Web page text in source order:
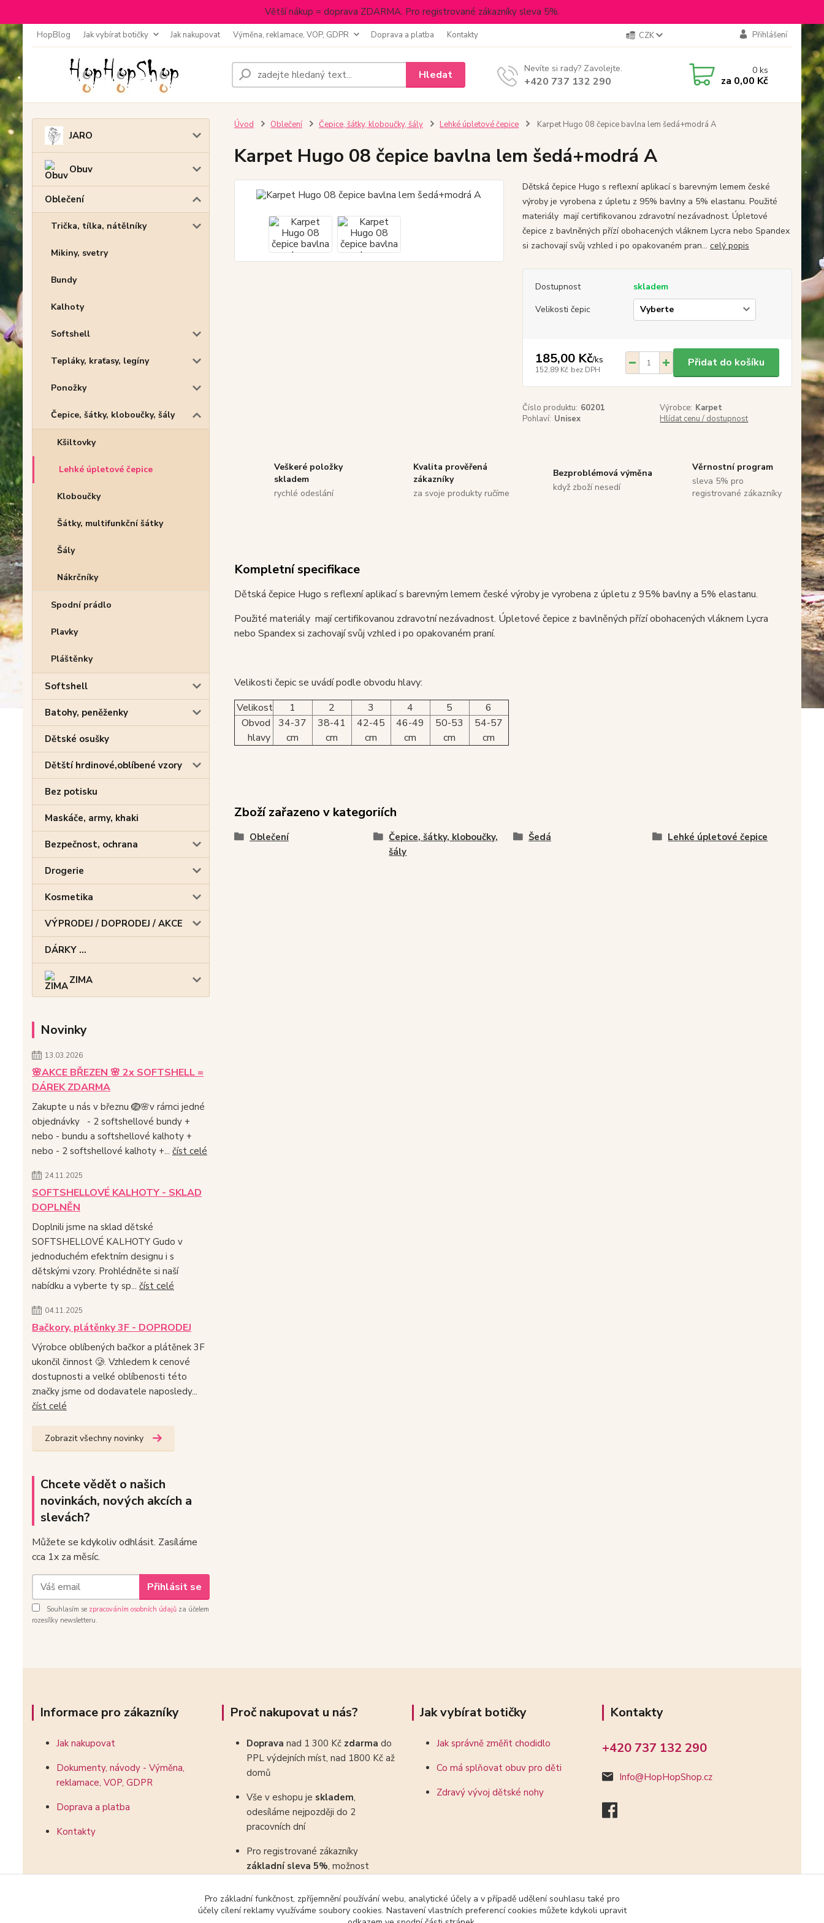
Větší nákup = doprava ZDARMA. Pro registrované zákazníky sleva 5%.
HopBlog Jak vybírat botičky Jak nakupovat Výměna, reklamace, VOP, GDPR Doprava a platba Kontakty CZK Přihlášení
Hledat Nevíte si rady? Zavolejte.
+420 737 132 290
0ks
za 0,00 Kč
JARO
Obuv
Oblečení
Trička, tílka, nátělníky
Mikiny, svetry
Bundy
Kalhoty
Softshell
Tepláky, kraťasy, legíny
Ponožky
Čepice, šátky, kloboučky, šály
Kšiltovky
Lehké úpletové čepice
Kloboučky
Šátky, multifunkční šátky
Šály
Nákrčníky
Spodní prádlo
Plavky
Pláštěnky
Softshell
Batohy, peněženky
Dětské osušky
Dětští hrdinové,oblíbené vzory
Bez potisku
Maskáče, army, khaki
Bezpečnost, ochrana
Drogerie
Kosmetika
VÝPRODEJ / DOPRODEJ / AKCE
DÁRKY ...
ZIMA
Novinky
13.03.2026
🌸AKCE BŘEZEN 🌸 2x SOFTSHELL =
DÁREK ZDARMA
Zakupte u nás v březnu 🪺🌸v rámci jedné
objednávky - 2 softshellové bundy +
nebo - bundu a softshellové kalhoty +
nebo - 2 softshellové kalhoty +... číst celé
24.11.2025
SOFTSHELLOVÉ KALHOTY - SKLAD
DOPLNĚN
Doplnili jsme na sklad dětské
SOFTSHELLOVÉ KALHOTY Gudo v
jednoduchém efektním designu i s
dětskými vzory. Prohlédněte si naší
nabídku a vyberte ty sp... číst celé
04.11.2025
Bačkory, plátěnky 3F - DOPRODEJ
Výrobce oblíbených bačkor a plátěnek 3F
ukončil činnost 🥲. Vzhledem k cenové
dostupnosti a velké oblíbenosti této
značky jsme od dodavatele naposledy...
číst celé
Zobrazit všechny novinky
Chcete vědět o našich
novinkách, nových akcích a
slevách?
Můžete se kdykoliv odhlásit. Zasíláme
cca 1x za měsíc.
Přihlásit se
Souhlasím se zpracováním osobních údajů za účelem
rozesílky newsletteru.
Úvod Oblečení Čepice, šátky, kloboučky, šály Lehké úpletové čepice Karpet Hugo 08 čepice bavlna lem šedá+modrá A
Karpet Hugo 08 čepice bavlna lem šedá+modrá A
Dětská čepice Hugo s reflexní aplikací s barevným lemem české
výroby je vyrobena z úpletu z 95% bavlny a 5% elastanu. Použité
materiály mají certifikovanou zdravotní nezávadnost. Úpletové
čepice z bavlněných přízí obohacených vláknem Lycra nebo Spandex
si zachovají svůj vzhled i po opakovaném pran... celý popis
Dostupnost
skladem
Velikosti čepic
185,00 Kč/ks
152,89 Kč bez DPH
Přidat do košíku
Číslo produktu: 60201 Výrobce: Karpet
Pohlaví: Unisex Hlídat cenu / dostupnost
Veškeré položky
skladem
rychlé odeslání
Kvalita prověřená
zákazníky
za svoje produkty ručíme
Bezproblémová výměna
když zboží nesedí
Věrnostní program
sleva 5% pro
registrované zákazníky
Kompletní specifikace
Dětská čepice Hugo s reflexní aplikací s barevným lemem české výroby je vyrobena z úpletu z 95% bavlny a 5% elastanu.
Použité materiály mají certifikovanou zdravotní nezávadnost. Úpletové čepice z bavlněných přízí obohacených vláknem Lycra
nebo Spandex si zachovají svůj vzhled i po opakovaném praní.
Velikosti čepic se uvádí podle obvodu hlavy:
Velikost
1 2 3 4 5
6
Obvod
hlavy
34-37
cm
38-41
cm
42-45
cm
46-49
cm
50-53
cm
54-57
cm
Zboží zařazeno v kategoriích
Oblečení
Čepice, šátky, kloboučky,
šály
Šedá Lehké úpletové čepice
Informace pro zákazníky
Jak nakupovat
Dokumenty, návody - Výměna,
reklamace, VOP, GDPR
Doprava a platba
Kontakty
Proč nakupovat u nás?
Doprava nad 1 300 Kč zdarma do
PPL výdejních míst, nad 1800 Kč až
domů
Vše v eshopu je skladem,
odesíláme nejpozději do 2
pracovních dní
Pro registrované zákazníky
základní sleva 5%, možnost
Jak vybírat botičky
Jak správně změřit chodidlo
Co má splňovat obuv pro děti
Zdravý vývoj dětské nohy
Kontakty
+420 737 132 290
Info@HopHopShop.cz
Pro základní funkčnost, zpříjemnění používání webu, analytické účely a v případě udělení souhlasu také pro
účely cílení reklamy využíváme soubory cookies. Nastavení vlastních preferencí cookies můžete kdykoli upravit